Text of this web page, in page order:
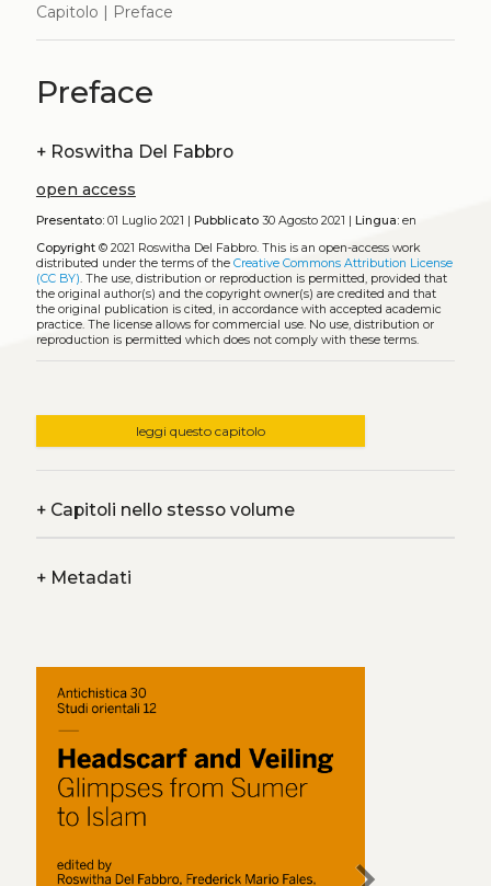
Capitolo | Preface
Preface
+ Roswitha Del Fabbro
open access
Presentato:01 Luglio 2021 | Pubblicato30 Agosto 2021 | Lingua:en
Copyright© 2021 Roswitha Del Fabbro. This is an open-access work
distributed under the terms of the Creative Commons Attribution License
(CC BY). The use, distribution or reproduction is permitted, provided that
the original author(s) and the copyright owner(s) are credited and that
the original publication is cited, in accordance with accepted academic
practice. The license allows for commercial use. No use, distribution or
reproduction is permitted which does not comply with these terms.
leggi questo capitolo
+Capitoli nello stesso volume
+Metadati